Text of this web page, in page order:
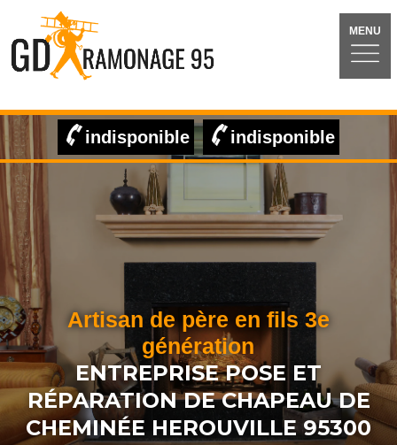
MENU
indisponible indisponible
Artisan de père en fils 3e
génération
ENTREPRISE POSE ET
RÉPARATION DE CHAPEAU DE
CHEMINÉE HEROUVILLE 95300